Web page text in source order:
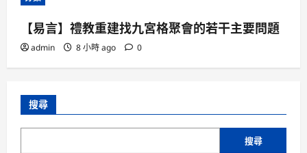
【易言】禮教重建找九宮格聚會的若干主要問題
admin 8 小時 ago 0
搜尋
搜尋